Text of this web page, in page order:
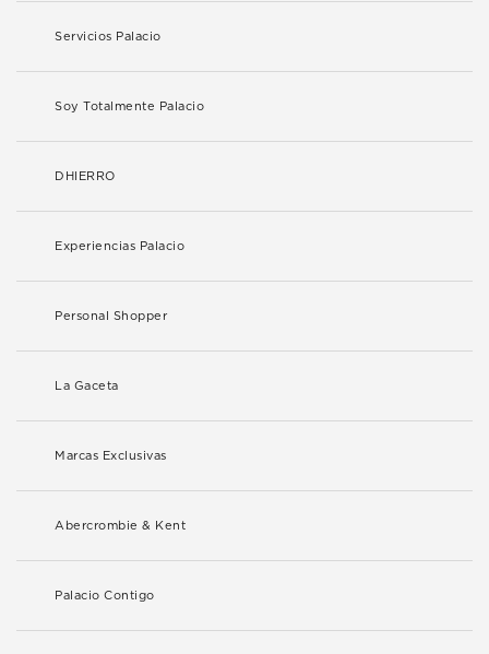
Servicios Palacio
Soy Totalmente Palacio
DHIERRO
Experiencias Palacio
Personal Shopper
La Gaceta
Marcas Exclusivas
Abercrombie & Kent
Palacio Contigo